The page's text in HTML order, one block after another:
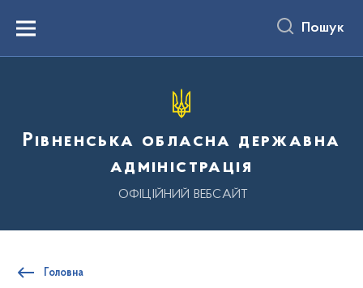
вмістуMenu Пошук
Рівненська обласна державна
адміністрація
ОФІЦІЙНИЙ ВЕБСАЙТ
Головна